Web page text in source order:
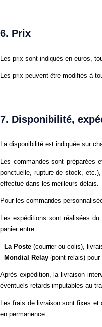
6. Prix
Les prix sont indiqués en euros,
Les prix peuvent être modifiés à
7. Disponibilité,
La disponibilité est indiquée sur
Les commandes sont préparées
ponctuelle, rupture de stock,
effectué dans les meilleurs délais.
Pour les commandes
Les expéditions sont réalisées
panier entre :
- La Poste (courrier ou colis),
- Mondial Relay (point relais)
Après expédition, la livraison
éventuels retards imputables au
Les frais de livraison sont fixes et
en permanence.